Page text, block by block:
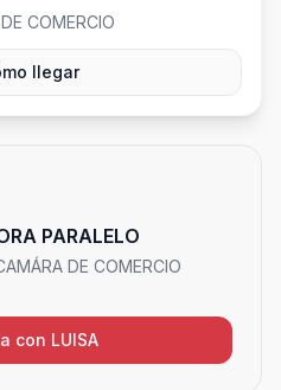
COMERCIO
llegar
PARALELO
DE COMERCIO
con LUISA